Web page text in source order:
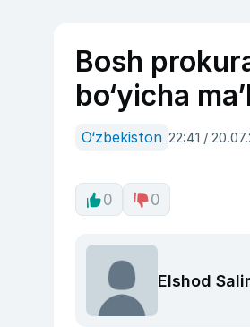
Bosh
bo‘yicha
O‘zbekiston 22:41 /
0 0
Elshod